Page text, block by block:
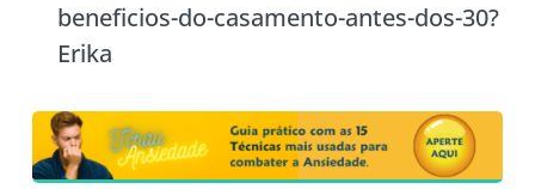
beneficios-do-casamento-antes-dos-30?
Erika